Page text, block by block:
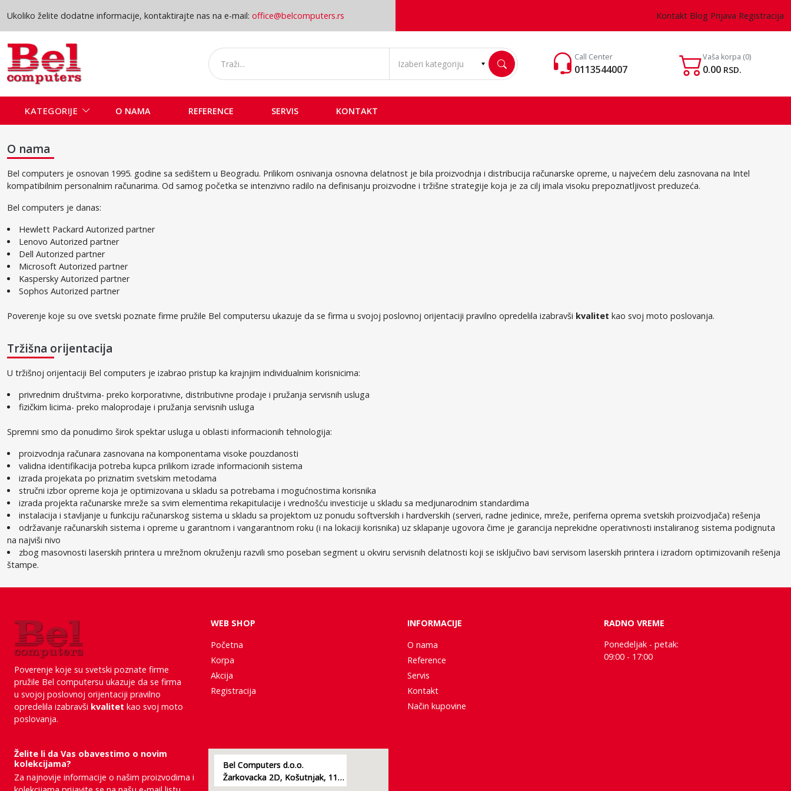
Ukoliko želite dodatne informacije, kontaktirajte nas na e-mail: office@belcomputers.rs Kontakt Blog Prijava Registracija
Call Center
0113544007
Vaša korpa (0)
0.00 RSD.
KATEGORIJE O NAMA REFERENCE SERVIS KONTAKT
O nama
Bel computers je osnovan 1995. godine sa sedištem u Beogradu. Prilikom osnivanja osnovna delatnost je bila proizvodnja i distribucija računarske opreme, u najvećem delu zasnovana na Intel
kompatibilnim personalnim računarima. Od samog početka se intenzivno radilo na definisanju proizvodne i tržišne strategije koja je za cilj imala visoku prepoznatljivost preduzeća.
Bel computers je danas:
Hewlett Packard Autorized partner
LenovoAutorized partner
DellAutorized partner
Microsoft Autorized partner
Kaspersky Autorized partner
SophosAutorized partner
Poverenje koje su ove svetski poznate firme pružile Bel computersu ukazuje da se firma u svojoj poslovnoj orijentaciji pravilno opredelila izabravši kvalitet kao svoj moto poslovanja.
Tržišna orijentacija
U tržišnoj orijentaciji Bel computers je izabrao pristup ka krajnjim individualnim korisnicima:
privrednim društvima- preko korporativne, distributivne prodaje i pružanja servisnih usluga
fizičkim licima- preko maloprodaje i pružanja servisnih usluga
Spremni smo da ponudimo širok spektar usluga u oblasti informacionih tehnologija:
proizvodnja računara zasnovana na komponentama visoke pouzdanosti
validna identifikacija potreba kupca prilikom izrade informacionih sistema
izrada projekata po priznatim svetskim metodama
stručni izbor opreme koja je optimizovana u skladu sa potrebama i mogućnostima korisnika
izrada projekta računarske mreže sa svim elementima rekapitulacije i vrednošću investicije u skladu sa medjunarodnim standardima
instalacija i stavljanje u funkciju računarskog sistema u skladu sa projektom uz ponudu softverskih i hardverskih (serveri, radne jedinice, mreže, periferna oprema svetskih proizvodjača) rešenja
održavanje računarskih sistema i opreme u garantnom i vangarantnom roku (i na lokaciji korisnika) uz sklapanje ugovora čime je garancija neprekidne operativnosti instaliranog sistema podignuta
na najviši nivo
zbog masovnosti laserskih printera u mrežnom okruženju razvili smo poseban segment u okviru servisnih delatnosti koji se isključivo bavi servisom laserskih printera i izradom optimizovanih rešenja
štampe.
Poverenje koje su svetski poznate firme
pružile Bel computersu ukazuje da se firma
u svojoj poslovnoj orijentaciji pravilno
opredelila izabravši kvalitet kao svoj moto
poslovanja.
WEB SHOP
Početna
Korpa
Akcija
Registracija
INFORMACIJE
O nama
Reference
Servis
Kontakt
Način kupovine
RADNO VREME
Ponedeljak - petak:
09:00 - 17:00
Želite li da Vas obavestimo o novim
kolekcijama?
Za najnovije informacije o našim proizvodima i
Bel Computers d.o.o.
Žarkovacka 2D, Košutnjak, 11000, Beograd